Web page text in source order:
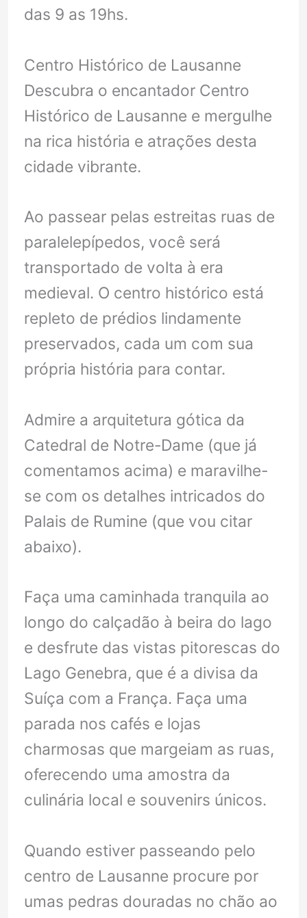
das 9 as 19hs.
Centro Histórico de Lausanne
Descubra o encantador Centro
Histórico de Lausanne e mergulhe
na rica história e atrações desta
cidade vibrante.
Ao passear pelas estreitas ruas de
paralelepípedos, você será
transportado de volta à era
medieval. O centro histórico está
repleto de prédios lindamente
preservados, cada um com sua
própria história para contar.
Admire a arquitetura gótica da
Catedral de Notre-Dame (que já
comentamos acima) e maravilhe-
se com os detalhes intricados do
Palais de Rumine (que vou citar
abaixo).
Faça uma caminhada tranquila ao
longo do calçadão à beira do lago
e desfrute das vistas pitorescas do
Lago Genebra, que é a divisa da
Suíça com a França. Faça uma
parada nos cafés e lojas
charmosas que margeiam as ruas,
oferecendo uma amostra da
culinária local e souvenirs únicos.
Quando estiver passeando pelo
centro de Lausanne procure por
umas pedras douradas no chão ao